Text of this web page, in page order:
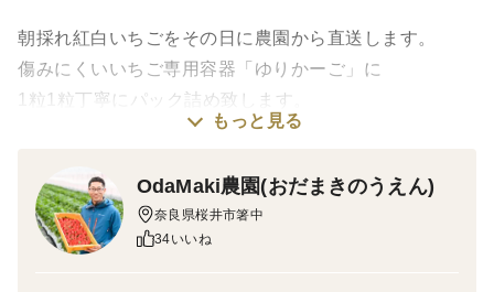
朝採れ紅白いちごをその日に農園から直送します。
傷みにくいいちご専用容器「ゆりかーご」に
1粒1粒丁寧にパック詰め致します。
熨斗をお付け致します。
表書きの種類とお名前を【特記事項】にご記入下さい。
もっと見る
OdaMaki農園(おだまきのうえん)
奈良県桜井市箸中
34いいね